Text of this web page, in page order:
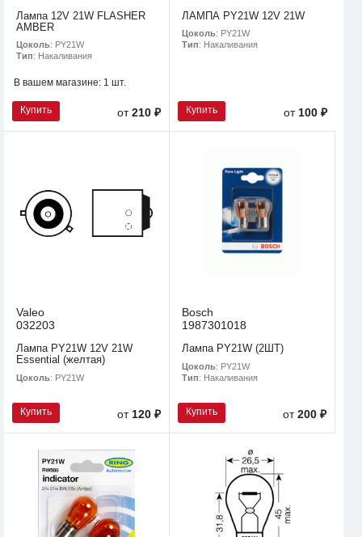
Лампа 12V 21W FLASHER
AMBER
Цоколь: PY21W
Тип: Накаливания
В вашем магазине: 1 шт.
Купить от210 ₽
ЛАМПА PY21W 12V 21W
Цоколь: PY21W
Тип: Накаливания
Купить от 100 ₽
Valeo
032203
Лампа PY21W 12V 21W
Essential (желтая)
Цоколь: PY21W
Купить от 120 ₽
Bosch
1987301018
Лампа PY21W (2ШТ)
Цоколь: PY21W
Тип: Накаливания
Купить от200 ₽